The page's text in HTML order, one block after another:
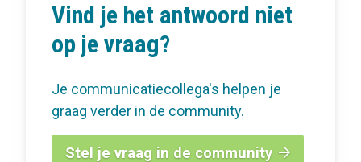
Vind je het antwoord niet
op je vraag?
Je communicatiecollega's helpen je
graag verder in de community.
Stel je vraag in de community